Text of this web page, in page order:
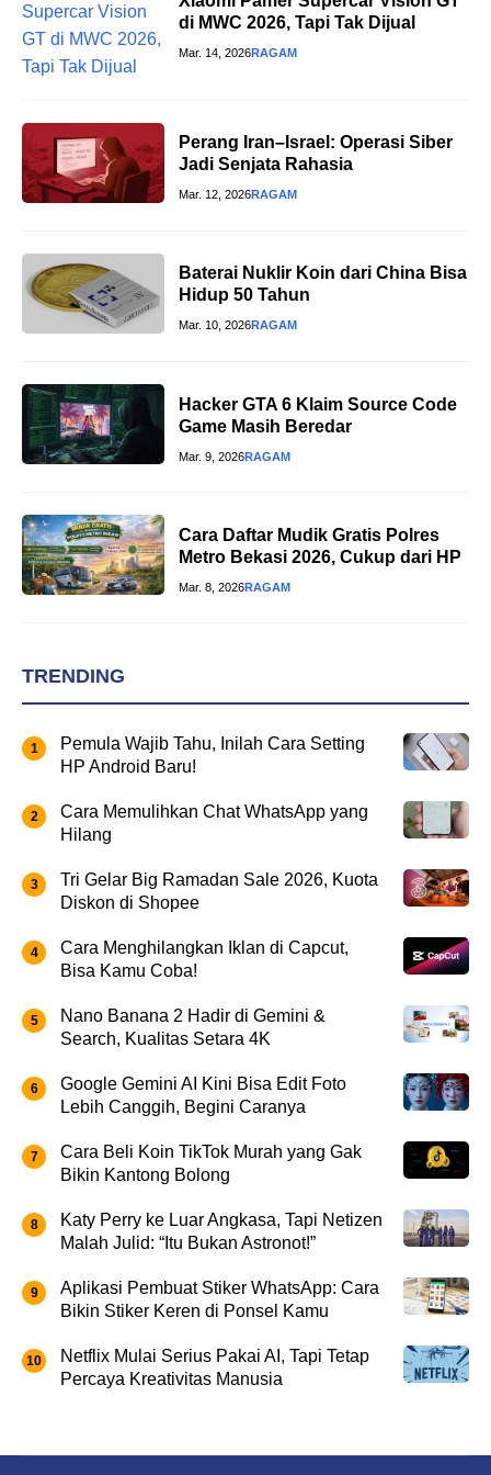
di MWC 2026, Tapi Tak Dijual
Mar. 14, 2026RAGAM
Perang Iran–Israel: Operasi Siber
Jadi Senjata Rahasia
Mar. 12, 2026RAGAM
Baterai Nuklir Koin dari China Bisa
Hidup 50 Tahun
Mar. 10, 2026RAGAM
Hacker GTA 6 Klaim Source Code
Game Masih Beredar
Mar. 9, 2026RAGAM
Cara Daftar Mudik Gratis Polres
Metro Bekasi 2026, Cukup dari HP
Mar. 8, 2026RAGAM
TRENDING
Pemula Wajib Tahu, Inilah Cara Setting
HP Android Baru!
Cara Memulihkan Chat WhatsApp yang
Hilang
Tri Gelar Big Ramadan Sale 2026, Kuota
Diskon di Shopee
Cara Menghilangkan Iklan di Capcut,
Bisa Kamu Coba!
Nano Banana 2 Hadir di Gemini &
Search, Kualitas Setara 4K
Google Gemini AI Kini Bisa Edit Foto
Lebih Canggih, Begini Caranya
Cara Beli Koin TikTok Murah yang Gak
Bikin Kantong Bolong
Katy Perry ke Luar Angkasa, Tapi Netizen
Malah Julid: “Itu Bukan Astronot!”
Aplikasi Pembuat Stiker WhatsApp: Cara
Bikin Stiker Keren di Ponsel Kamu
Netflix Mulai Serius Pakai AI, Tapi Tetap
Percaya Kreativitas Manusia